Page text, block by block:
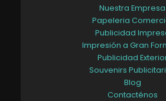
Nuestra Empresa
Papeleria
Publicidad
Impresión a Gran
Publicidad
Souvenirs
Blog
Contacténos